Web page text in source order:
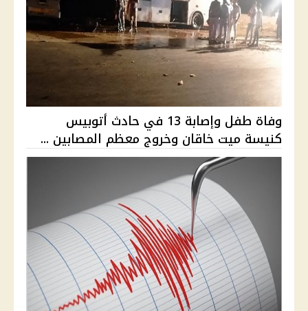
وفاة طفل وإصابة 13 في حادث أتوبيس
كنيسة ميت خاقان وخروج معظم المصابين ...